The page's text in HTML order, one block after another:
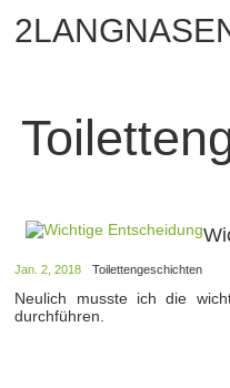
Jan. 2, 2018 Toilettengeschichten
Neulich musste ich die
durchführen.